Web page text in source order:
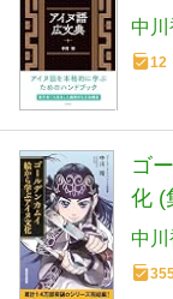
中川
12
ゴ
化 (
中川